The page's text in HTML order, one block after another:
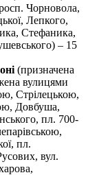
Чорновола,
Лепкого,
Стефаника,
– 15
(призначена
вулицями
Стрілецькою,
Довбуша,
пл. 700-
пл.
вул.